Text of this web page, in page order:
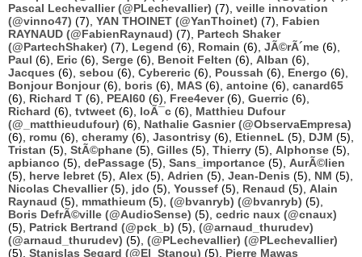
Pascal Lechevallier (@PLechevallier) (7), veille innovation
(@vinno47) (7), YAN THOINET (@YanThoinet) (7), Fabien
RAYNAUD (@FabienRaynaud) (7), Partech Shaker
(@PartechShaker) (7), Legend (6), Romain (6), JÃ©rÃ´me (6),
Paul (6), Eric (6), Serge (6), Benoit Felten (6), Alban (6),
Jacques (6), sebou (6), Cybereric (6), Poussah (6), Energo (6),
Bonjour Bonjour(6), boris (6), MAS (6), antoine (6), canard65
(6), Richard T (6), PEAI60 (6), Free4ever(6), Guerric (6),
Richard (6), tvtweet (6), loÃ¯c (6), Matthieu Dufour
(@_matthieudufour) (6), Nathalie Gasnier (@ObservaEmpresa)
(6), romu (6), cheramy (6), Jasontrisy (6), EtienneL (5), DJM (5),
Tristan (5), StÃ©phane (5), Gilles (5), Thierry (5), Alphonse (5),
apbianco (5), dePassage (5), Sans_importance (5), AurÃ©lien
(5), herve lebret (5), Alex (5), Adrien (5), Jean-Denis (5), NM (5),
Nicolas Chevallier(5), jdo (5), Youssef (5), Renaud (5), Alain
Raynaud (5), mmathieum (5), (@bvanryb) (@bvanryb) (5),
Boris DefrÃ©ville (@AudioSense) (5), cedric naux (@cnaux)
(5), Patrick Bertrand (@pck_b) (5), (@arnaud_thurudev)
(@arnaud_thurudev) (5), (@PLechevallier) (@PLechevallier)
(5), Stanislas Segard (@El_Stanou) (5), Pierre Mawas